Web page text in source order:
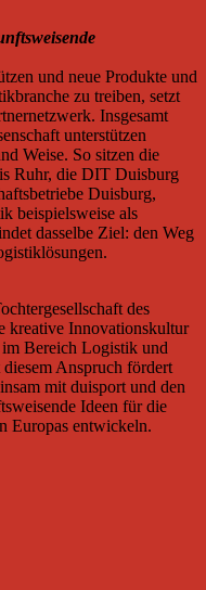
und neue Produkte und
zu treiben, setzt
Insgesamt
unterstützen
Weise. So sitzen die
Ruhr, die DIT Duisburg
Duisburg,
beispielsweise als
dasselbe Ziel: den Weg
des
kreative Innovationskultur
Bereich Logistik und
Anspruch fördert
mit duisport und den
Ideen für die
Europas entwickeln.